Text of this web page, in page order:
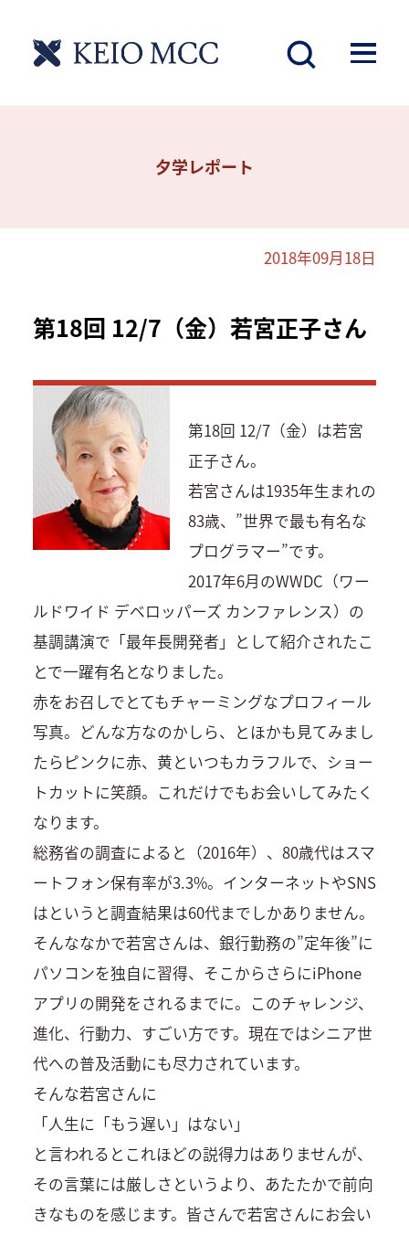
夕学レポート
2018年09月18日
第18回 12/7（金）若宮正子さん
第18回 12/7（金）は若宮
正子さん。
若宮さんは1935年生まれの
83歳、”世界で最も有名な
プログラマー”です。
2017年6月のWWDC（ワー
ルドワイド デベロッパーズ カンファレンス）の
基調講演で「最年長開発者」として紹介されたこ
とで一躍有名となりました。
赤をお召しでとてもチャーミングなプロフィール
写真。どんな方なのかしら、とほかも見てみまし
たらピンクに赤、黄といつもカラフルで、ショー
トカットに笑顔。これだけでもお会いしてみたく
なります。
総務省の調査によると（2016年）、80歳代はスマ
ートフォン保有率が3.3%。インターネットやSNS
はというと調査結果は60代までしかありません。
そんななかで若宮さんは、銀行勤務の”定年後”に
パソコンを独自に習得、そこからさらにiPhone
アプリの開発をされるまでに。このチャレンジ、
進化、行動力、すごい方です。現在ではシニア世
代への普及活動にも尽力されています。
そんな若宮さんに
「人生に「もう遅い」はない」
と言われるとこれほどの説得力はありませんが、
その言葉には厳しさというより、あたたかで前向
きなものを感じます。皆さんで若宮さんにお会い